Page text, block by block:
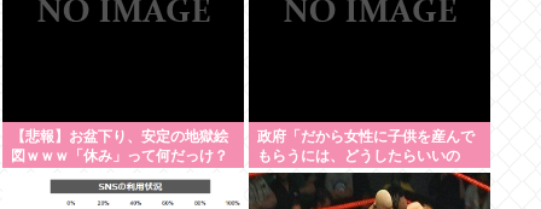
【悲報】お盆下り、安定の地獄絵
図ｗｗｗ「休み」って何だっけ？
政府「だから女性に子供を産んで
もらうには、どうしたらいいの
よ;;」